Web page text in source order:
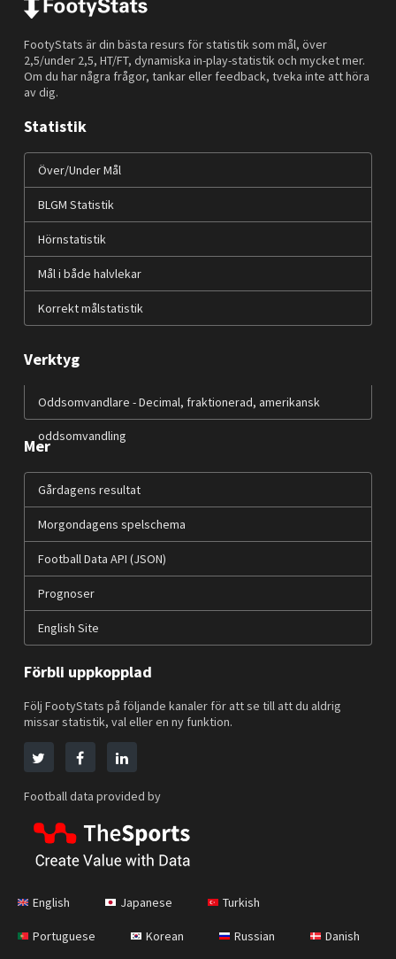
FootyStats är din bästa resurs för statistik som mål, över
2,5/under 2,5, HT/FT, dynamiska in-play-statistik och mycket mer.
Om du har några frågor, tankar eller feedback, tveka inte att höra
av dig.
Statistik
Över/Under Mål
BLGM Statistik
Hörnstatistik
Mål i både halvlekar
Korrekt målstatistik
Verktyg
Oddsomvandlare - Decimal, fraktionerad, amerikansk
oddsomvandling
Mer
Gårdagens resultat
Morgondagens spelschema
Football Data API (JSON)
Prognoser
English Site
Förbli uppkopplad
Följ FootyStats på följande kanaler för att se till att du aldrig
missar statistik, val eller en ny funktion.
Football data provided by
English Japanese Turkish
Portuguese Korean Russian Danish